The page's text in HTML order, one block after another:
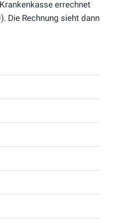
errechnet
Die Rechnung sieht dann